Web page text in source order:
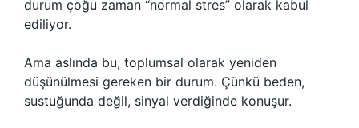
durum çoğu zaman “normal stres” olarak kabul
ediliyor.
Ama aslında bu, toplumsal olarak yeniden
düşünülmesi gereken bir durum. Çünkü beden,
sustuğunda değil, sinyal verdiğinde konuşur.